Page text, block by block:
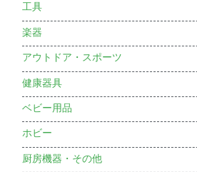
工具
楽器
アウトドア・スポーツ
健康器具
ベビー用品
ホビー
厨房機器・その他